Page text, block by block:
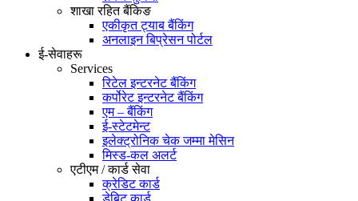
शाखा रहित बैंकिङ
एकीकृत ट्याब बैंकिंग
अनलाइन बिप्रेसन पोर्टल
ई-सेवाहरू
Services
रिटेल इन्टरनेट बैंकिंग
कर्पोरेट इन्टरनेट बैंकिंग
एम – बैंकिंग
ई-स्टेटमेन्ट
इलेक्ट्रोनिक चेक जम्मा मेसिन
मिस्ड-कल अलर्ट
एटीएम / कार्ड सेवा
क्रेडिट कार्ड
डेबिट कार्ड